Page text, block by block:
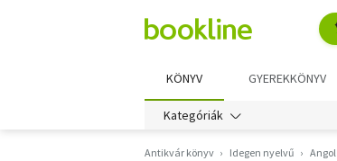
KÖNYV GYEREKKÖNYV
Kategóriák
Antikvár könyv Idegen nyelvű Angol